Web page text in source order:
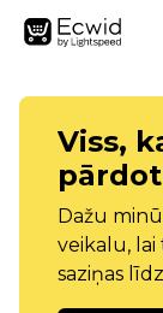
Viss,
Dažu
veikalu, lai
saziņas